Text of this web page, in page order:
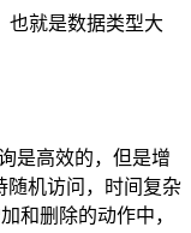
也就是数据类型大
是高效的，但是增
随机访问，时间复杂
和删除的动作中，